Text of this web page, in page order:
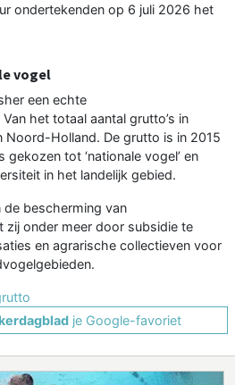
ondertekenden op 6 juli 2026 het
vogel
een echte
het totaal aantal grutto’s in
Noord-Holland. De grutto is in 2015
tot ‘nationale vogel’ en
in het landelijk gebied.
de bescherming van
zij onder meer door subsidie te
en agrarische collectieven voor
je Google-favoriet